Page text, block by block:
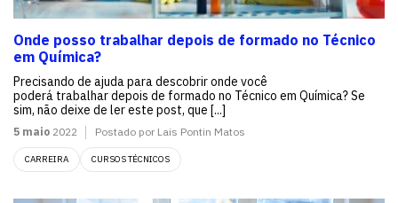
Onde posso trabalhar depois de formado no Técnico
em Química?
Precisando de ajuda para descobrir onde você
poderá trabalhar depois de formado no Técnico em Química? Se
sim, não deixe de ler este post, que [...]
5 maio 2022 Postado por Lais Pontin Matos
CARREIRA CURSOS TÉCNICOS